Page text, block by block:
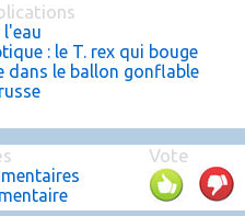
l'eau
: le T. rex qui bouge
dans le ballon gonflable
Vote